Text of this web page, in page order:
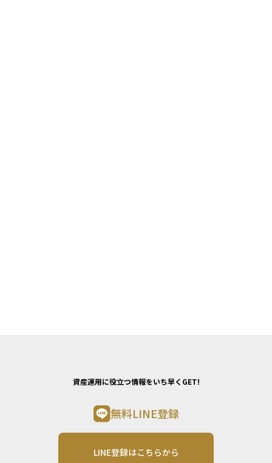
資産運用に役立つ情報をいち早くGET!
無料LINE登録
LINE登録はこちらから